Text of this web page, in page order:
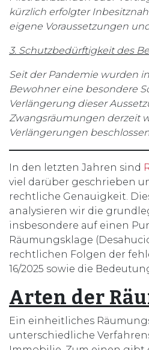
kürzlich erfolgter
eigene Voraussetzungen
3. Schutzbedürftigkeit des
Seit der Pandemie wurden
Bewohner eine besondere
Verlängerung dieser
Zwangsräumungen derzeit
Verlängerungen
In den letzten Jahren sind
viel darüber geschrieben
rechtliche Genauigkeit.
analysieren wir die
insbesondere auf einen
Räumungsklage
rechtlichen Folgen der
16/2025 sowie die
Arten der
Ein einheitliches
unterschiedliche